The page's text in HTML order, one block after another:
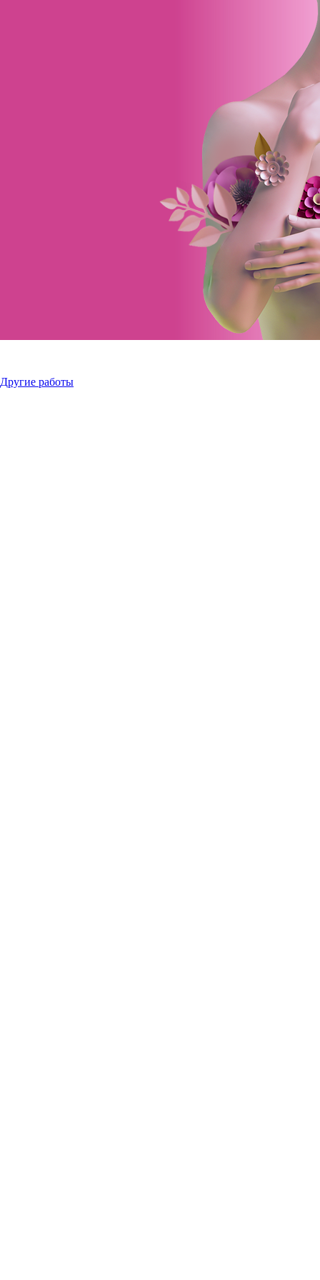
Другие работы